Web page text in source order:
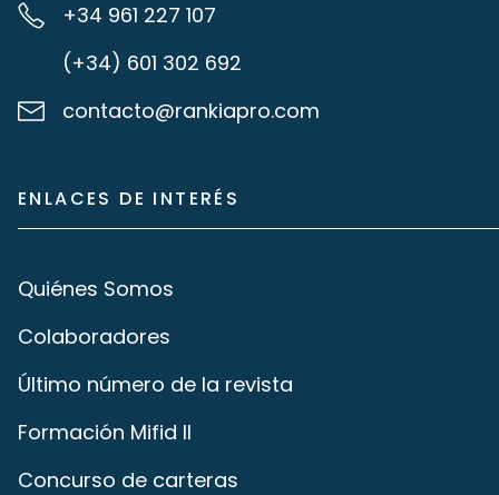
+34 961 227 107
(+34) 601 302 692
contacto@rankiapro.com
ENLACES DE INTERÉS
Quiénes Somos
Colaboradores
Último número de la revista
Formación Mifid II
Concurso de carteras